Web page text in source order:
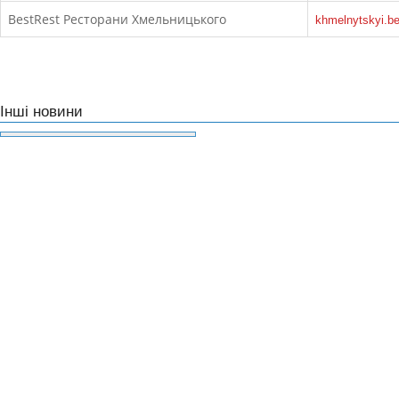
BestRest Ресторани Хмельницького
Інші новини